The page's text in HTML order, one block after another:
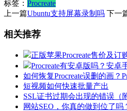
标签： Procreate
上一篇Ubuntu支持屏幕录制吗 下一
相关推荐
正版苹果Procreate售价及订
Procreate有安卓版吗？安卓
如何恢复Procreate误删的画？
短视频如何快速批量产出
SSL证书过期会出现的错误（
网站SEO，你真的做到位了